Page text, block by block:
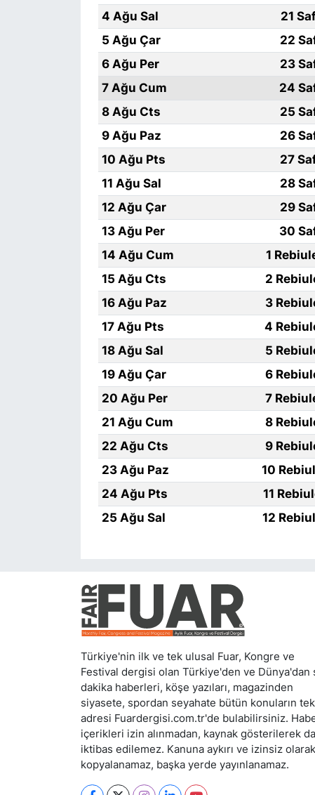
4 Ağu Sal
21
5 Ağu Çar
22
6 Ağu Per
23
7 Ağu Cum
24
8 Ağu Cts
25
9 Ağu Paz
26
10 Ağu Pts
27
11 Ağu Sal
28
12 Ağu Çar
29
13 Ağu Per
30
14 Ağu Cum
1
15 Ağu Cts
2
16 Ağu Paz
3
17 Ağu Pts
4
18 Ağu Sal
5
19 Ağu Çar
6
20 Ağu Per
7
21 Ağu Cum
8
22 Ağu Cts
9
23 Ağu Paz
10
24 Ağu Pts
11
25 Ağu Sal
12
Türkiye'nin ilk ve tek ulusal Fuar, Kongre ve
Festival dergisi olan Türkiye'den ve Dünya'dan
dakika haberleri, köşe yazıları, magazinden
siyasete, spordan seyahate bütün konuların tek
adresi Fuardergisi.com.tr'de bulabilirsiniz.
içerikleri izin alınmadan, kaynak gösterilerek
iktibas edilemez. Kanuna aykırı ve izinsiz olarak
kopyalanamaz, başka yerde yayınlanamaz.